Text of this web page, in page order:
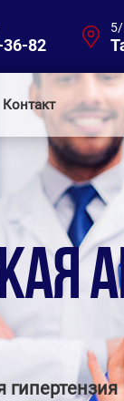
36-82
Контакт
гипертензия